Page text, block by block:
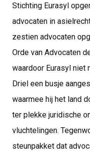
Stichting Eurasyl
advocaten in
zestien advocaten
Orde van Advocaten
waardoor Eurasyl niet
Driel een busje
waarmee hij het land
ter plekke juridische
vluchtelingen.
steunpakket dat